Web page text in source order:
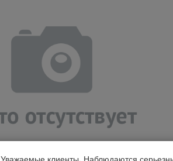
Уважаемые клиенты. Наблюдаются